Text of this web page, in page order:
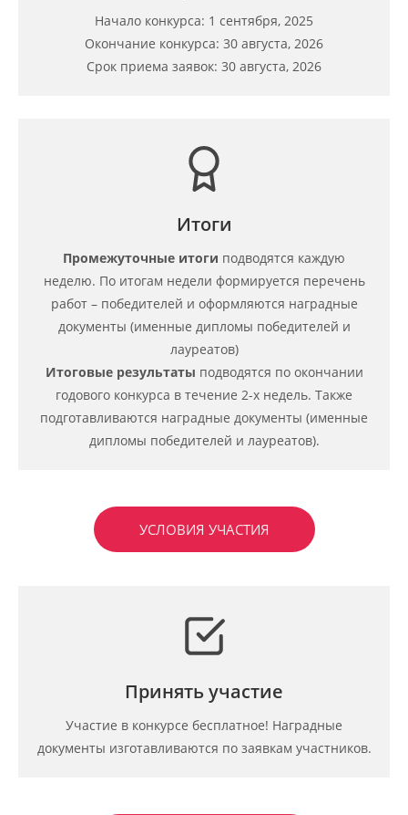
Начало конкурса: 1 сентября, 2025
Окончание конкурса: 30 августа, 2026
Срок приема заявок: 30 августа, 2026
Итоги
Промежуточные итоги подводятся каждую
неделю. По итогам недели формируется перечень
работ – победителей и оформляются наградные
документы (именные дипломы победителей и
лауреатов)
Итоговые результаты подводятся по окончании
годового конкурса в течение 2-х недель. Также
подготавливаются наградные документы (именные
дипломы победителей и лауреатов).
УСЛОВИЯ УЧАСТИЯ
Принять участие
Участие в конкурсе бесплатное! Наградные
документы изготавливаются по заявкам участников.